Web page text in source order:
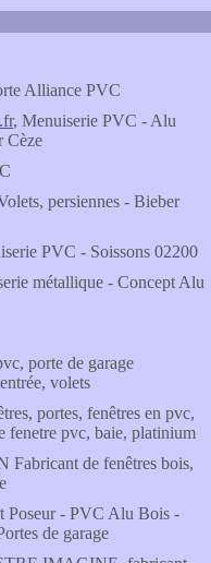
Alliance PVC
, Menuiserie PVC - Alu
Cèze
persiennes - Bieber
PVC - Soissons 02200
métallique - Concept Alu
porte de garage
volets
portes, fenêtres en pvc,
fenetre pvc, baie, platinium
Fabricant de fenêtres bois,
Poseur - PVC Alu Bois -
de garage